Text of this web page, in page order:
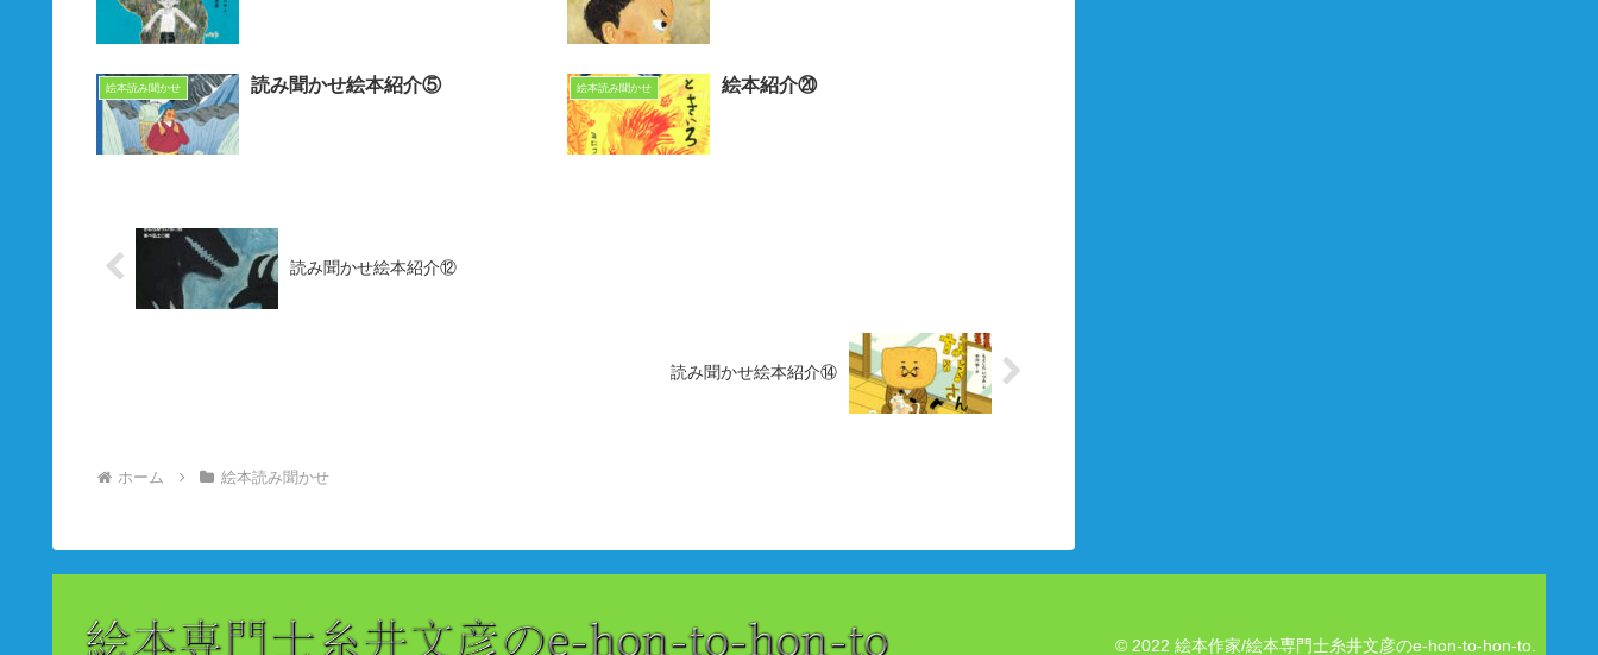
絵本読み聞かせ 読み聞かせ絵本紹介⑤ 絵本読み聞かせ 絵本紹介⑳
読み聞かせ絵本紹介⑫
読み聞かせ絵本紹介⑭
ホーム 絵本読み聞かせ
© 2022 絵本作家/絵本専門士糸井文彦のe-hon-to-hon-to.